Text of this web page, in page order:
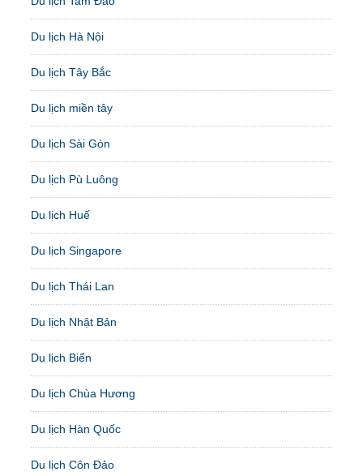
Du lịch Hà Nội
Du lịch Tây Bắc
Du lịch miền tây
Du lịch Sài Gòn
Du lịch Pù Luông
Du lịch Huế
Du lịch Singapore
Du lịch Thái Lan
Du lịch Nhật Bản
Du lịch Biển
Du lịch Chùa Hương
Du lịch Hàn Quốc
Du lịch Côn Đảo